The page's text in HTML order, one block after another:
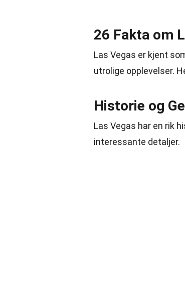
26 Fakta om
Las Vegas er kjent
utrolige opplevelser.
Historie og
Las Vegas har en rik
interessante detaljer.